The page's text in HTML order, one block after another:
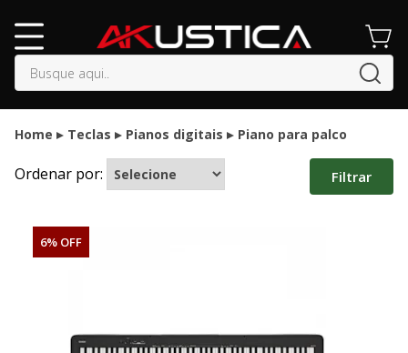
buscar
Home Teclas Pianos digitais Piano para palco
Ordenar por: Filtrar
6% OFF